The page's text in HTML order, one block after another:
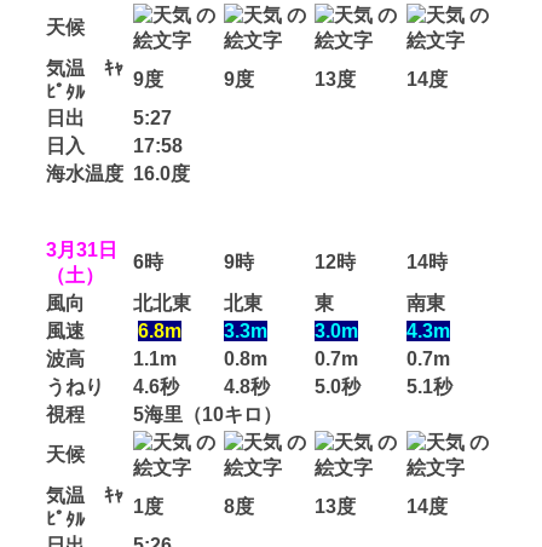
天候
気温 ｷｬ
ﾋﾟﾀﾙ
9度 9度 13度
14度
日出
5:27
日入
17:58
海水温度 16.0度
3月31日
（土）
6時 9時 12時
14時
風向
北北東 北東 東
南東
風速
6.8m 3.3m 3.0m
4.3m
波高
1.1m 0.8m 0.7m
0.7m
うねり
4.6秒 4.8秒 5.0秒
5.1秒
視程
5海里（10キロ）
天候
気温 ｷｬ
ﾋﾟﾀﾙ
1度 8度 13度
14度